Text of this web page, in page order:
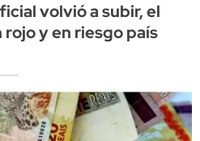
volvió a subir, el
y en riesgo país